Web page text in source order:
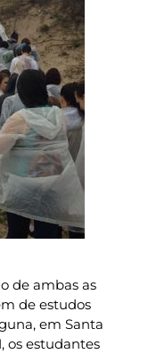
de ambas as
de estudos
em Santa
os estudantes